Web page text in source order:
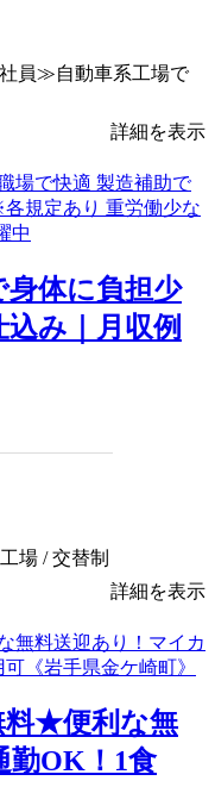
員≫自動車系工場で
詳細を表示
体に負担少
み｜月収例
場 / 交替制
詳細を表示
料★便利な無
勤OK！1食